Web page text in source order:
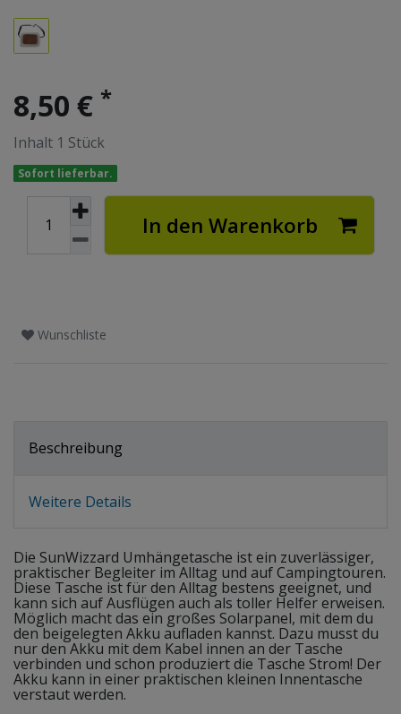
8,50 € *
Inhalt 1 Stück
Sofort lieferbar.
In den Warenkorb
Wunschliste
Beschreibung
Weitere Details
Die SunWizzard Umhängetasche ist ein zuverlässiger,
praktischer Begleiter im Alltag und auf Campingtouren.
Diese Tasche ist für den Alltag bestens geeignet, und
kann sich auf Ausflügen auch als toller Helfer erweisen.
Möglich macht das ein großes Solarpanel, mit dem du
den beigelegten Akku aufladen kannst. Dazu musst du
nur den Akku mit dem Kabel innen an der Tasche
verbinden und schon produziert die Tasche Strom! Der
Akku kann in einer praktischen kleinen Innentasche
verstaut werden.